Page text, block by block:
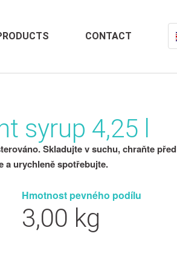
CONTACT
syrup 4,25 l
Skladujte v suchu, chraňte před
a urychleně spotřebujte.
Hmotnost pevného podílu
3,00 kg